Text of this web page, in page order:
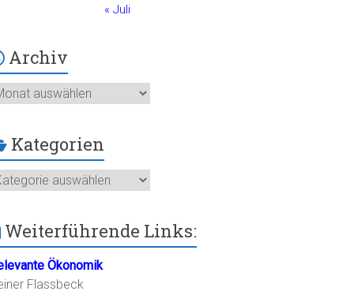
« Juli
Archiv
Kategorien
Weiterführende Links:
Ökonomik
Flassbeck